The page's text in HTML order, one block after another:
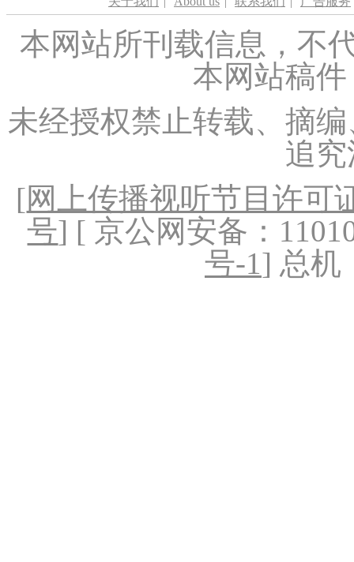
本网站所刊载信息，不
本网站稿
未经授权禁止转载、摘
追
[网上传播视听节目许可
号] [ 京公网安备：
号-1] 总机